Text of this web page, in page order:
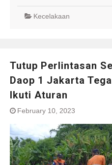
Kecelakaan
Tutup Perlintasan
Daop 1 Jakarta
Ikuti Aturan
February 10, 2023